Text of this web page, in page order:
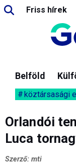
Friss hírek
Belföld
köztársasági
Orlandói
Luca
Szerző: mti